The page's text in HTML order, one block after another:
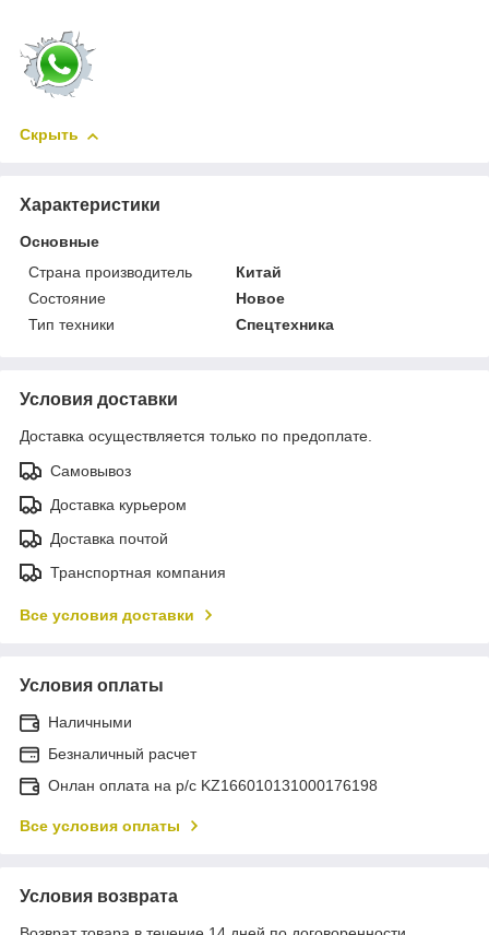
Скрыть
Характеристики
Основные
Страна производитель
Китай
Состояние
Новое
Тип техники
Спецтехника
Условия доставки
Доставка осуществляется только по предоплате.
Самовывоз
Доставка курьером
Доставка почтой
Транспортная компания
Все условия доставки
Условия оплаты
Наличными
Безналичный расчет
Онлан оплата на р/с KZ166010131000176198
Все условия оплаты
Условия возврата